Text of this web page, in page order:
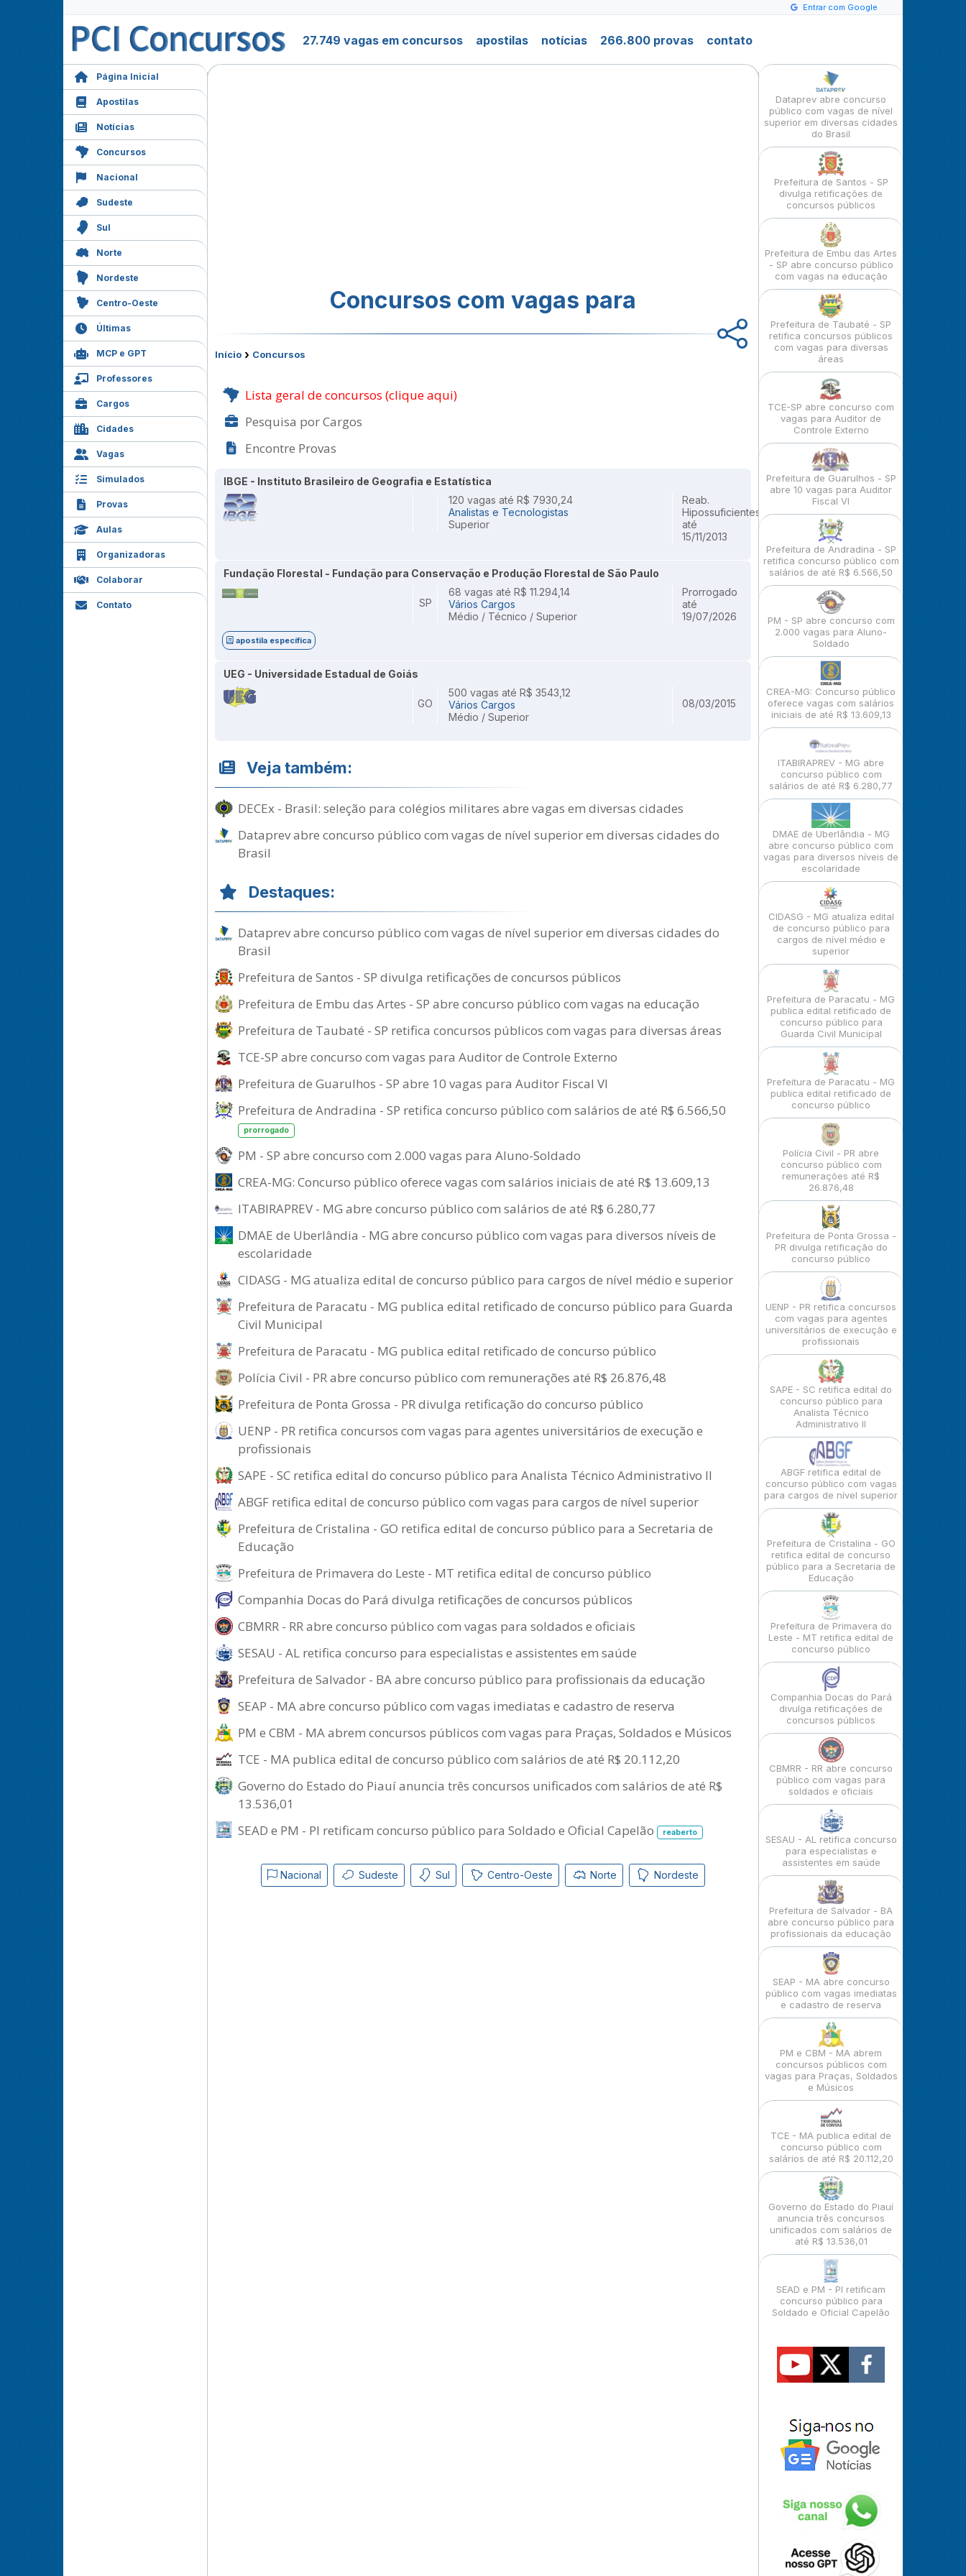
Entrar com Google
27.749 vagas em concursos apostilas notícias 266.800 provas contato
Página Inicial
Apostilas
Notícias
Concursos
Nacional
Sudeste
Sul
Norte
Nordeste
Centro-Oeste
Últimas
MCP e GPT
Professores
Cargos
Cidades
Vagas
Simulados
Provas
Aulas
Organizadoras
Colaborar
Contato
Concursos com vagas para
Início › Concursos
Lista geral de concursos (clique aqui)
Pesquisa por Cargos
Encontre Provas
IBGE - Instituto Brasileiro de Geografia e Estatística
120 vagas até R$ 7930,24
Analistas e Tecnologistas
Superior
Reab.
Hipossuficientes
até
15/11/2013
Fundação Florestal - Fundação para Conservação e Produção Florestal de São Paulo
SP
68 vagas até R$ 11.294,14
Vários Cargos
Médio / Técnico / Superior
Prorrogado
até
19/07/2026
apostila específica
UEG - Universidade Estadual de Goiás
GO
500 vagas até R$ 3543,12
Vários Cargos
Médio / Superior
08/03/2015
Veja também:
DECEx - Brasil: seleção para colégios militares abre vagas em diversas cidades
Dataprev abre concurso público com vagas de nível superior em diversas cidades do
Brasil
Destaques:
Dataprev abre concurso público com vagas de nível superior em diversas cidades do
Brasil
Prefeitura de Santos - SP divulga retificações de concursos públicos
Prefeitura de Embu das Artes - SP abre concurso público com vagas na educação
Prefeitura de Taubaté - SP retifica concursos públicos com vagas para diversas áreas
TCE-SP abre concurso com vagas para Auditor de Controle Externo
Prefeitura de Guarulhos - SP abre 10 vagas para Auditor Fiscal VI
Prefeitura de Andradina - SP retifica concurso público com salários de até R$ 6.566,50
prorrogado
PM - SP abre concurso com 2.000 vagas para Aluno-Soldado
CREA-MG: Concurso público oferece vagas com salários iniciais de até R$ 13.609,13
ITABIRAPREV - MG abre concurso público com salários de até R$ 6.280,77
DMAE de Uberlândia - MG abre concurso público com vagas para diversos níveis de
escolaridade
CIDASG - MG atualiza edital de concurso público para cargos de nível médio e superior
Prefeitura de Paracatu - MG publica edital retificado de concurso público para Guarda
Civil Municipal
Prefeitura de Paracatu - MG publica edital retificado de concurso público
Polícia Civil - PR abre concurso público com remunerações até R$ 26.876,48
Prefeitura de Ponta Grossa - PR divulga retificação do concurso público
UENP - PR retifica concursos com vagas para agentes universitários de execução e
profissionais
SAPE - SC retifica edital do concurso público para Analista Técnico Administrativo II
ABGF retifica edital de concurso público com vagas para cargos de nível superior
Prefeitura de Cristalina - GO retifica edital de concurso público para a Secretaria de
Educação
Prefeitura de Primavera do Leste - MT retifica edital de concurso público
Companhia Docas do Pará divulga retificações de concursos públicos
CBMRR - RR abre concurso público com vagas para soldados e oficiais
SESAU - AL retifica concurso para especialistas e assistentes em saúde
Prefeitura de Salvador - BA abre concurso público para profissionais da educação
SEAP - MA abre concurso público com vagas imediatas e cadastro de reserva
PM e CBM - MA abrem concursos públicos com vagas para Praças, Soldados e Músicos
TCE - MA publica edital de concurso público com salários de até R$ 20.112,20
Governo do Estado do Piauí anuncia três concursos unificados com salários de até R$
13.536,01
SEAD e PM - PI retificam concurso público para Soldado e Oficial Capelão
reaberto
Nacional Sudeste Sul Centro-Oeste Norte Nordeste
Dataprev abre concurso
público com vagas de nível
superior em diversas cidades
do Brasil
Prefeitura de Santos - SP
divulga retificações de
concursos públicos
Prefeitura de Embu das Artes
- SP abre concurso público
com vagas na educação
Prefeitura de Taubaté - SP
retifica concursos públicos
com vagas para diversas
áreas
TCE-SP abre concurso com
vagas para Auditor de
Controle Externo
Prefeitura de Guarulhos - SP
abre 10 vagas para Auditor
Fiscal VI
Prefeitura de Andradina - SP
retifica concurso público com
salários de até R$ 6.566,50
PM - SP abre concurso com
2.000 vagas para Aluno-
Soldado
CREA-MG: Concurso público
oferece vagas com salários
iniciais de até R$ 13.609,13
ITABIRAPREV - MG abre
concurso público com
salários de até R$ 6.280,77
DMAE de Uberlândia - MG
abre concurso público com
vagas para diversos níveis de
escolaridade
CIDASG - MG atualiza edital
de concurso público para
cargos de nível médio e
superior
Prefeitura de Paracatu - MG
publica edital retificado de
concurso público para
Guarda Civil Municipal
Prefeitura de Paracatu - MG
publica edital retificado de
concurso público
Polícia Civil - PR abre
concurso público com
remunerações até R$
26.876,48
Prefeitura de Ponta Grossa -
PR divulga retificação do
concurso público
UENP - PR retifica concursos
com vagas para agentes
universitários de execução e
profissionais
SAPE - SC retifica edital do
concurso público para
Analista Técnico
Administrativo II
ABGF retifica edital de
concurso público com vagas
para cargos de nível superior
Prefeitura de Cristalina - GO
retifica edital de concurso
público para a Secretaria de
Educação
Prefeitura de Primavera do
Leste - MT retifica edital de
concurso público
Companhia Docas do Pará
divulga retificações de
concursos públicos
CBMRR - RR abre concurso
público com vagas para
soldados e oficiais
SESAU - AL retifica concurso
para especialistas e
assistentes em saúde
Prefeitura de Salvador - BA
abre concurso público para
profissionais da educação
SEAP - MA abre concurso
público com vagas imediatas
e cadastro de reserva
PM e CBM - MA abrem
concursos públicos com
vagas para Praças, Soldados
e Músicos
TCE - MA publica edital de
concurso público com
salários de até R$ 20.112,20
Governo do Estado do Piauí
anuncia três concursos
unificados com salários de
até R$ 13.536,01
SEAD e PM - PI retificam
concurso público para
Soldado e Oficial Capelão